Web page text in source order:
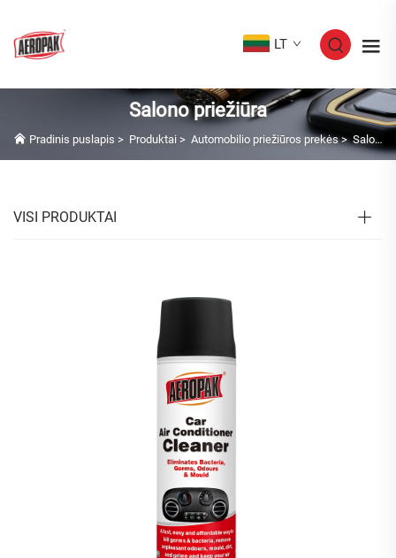
LT
Salono priežiūra
Pradinis puslapis > Produktai > Automobilio priežiūros prekės>Salono priežiūra
VISI PRODUKTAI